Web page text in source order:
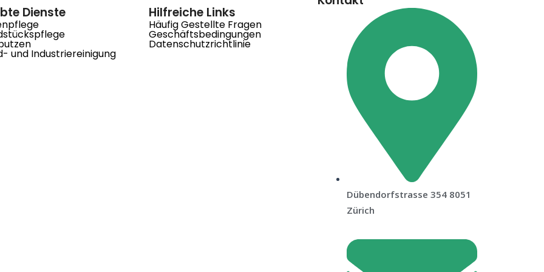
Dienste
und Industriereinigung
Hilfreiche Links
Häufig Gestellte Fragen
Geschäftsbedingungen
Datenschutzrichtlinie
Dübendorfstrasse 354 8051
Zürich